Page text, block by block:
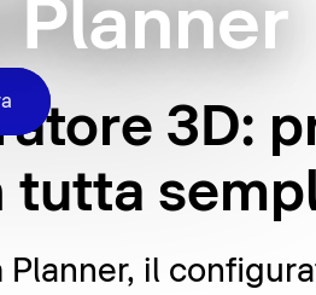
Planner
3D:
tutta
Planner, il